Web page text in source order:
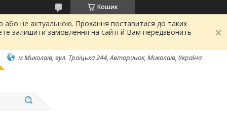
Кошик
або не актуальною. Прохання поставитися до таких
залишити замовлення на сайті й Вам передзвонить
м Миколаїв, вул. Троїцька 244, Авторинок, Миколаїв, Україна